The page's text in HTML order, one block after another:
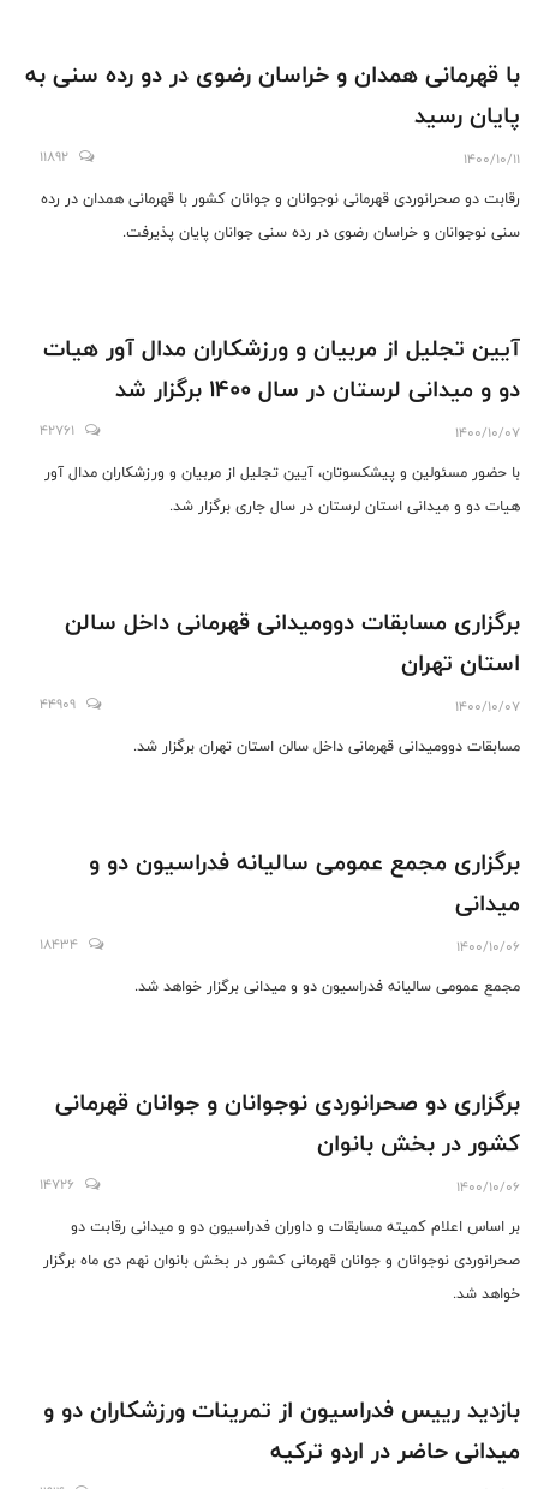
با قهرمانی همدان و خراسان رضوی در دو رده سنی به
پایان رسید
1400/10/11
11892
رقابت دو صحرانوردی قهرمانی نوجوانان و جوانان کشور با قهرمانی همدان در رده
سنی نوجوانان و خراسان رضوی در رده سنی جوانان پایان پذیرفت.
آیین تجلیل از مربیان و ورزشکاران مدال آور هیات
دو و میدانی لرستان در سال ۱۴۰۰ برگزار شد
1400/10/07
42761
با حضور مسئولین و پیشکسوتان، آیین تجلیل از مربیان و ورزشکاران مدال آور
هیات دو و میدانی استان لرستان در سال جاری برگزار شد.
برگزاری مسابقات دوومیدانی قهرمانی داخل سالن
استان تهران
1400/10/07
44909
مسابقات دوومیدانی قهرمانی داخل سالن استان تهران برگزار شد.
برگزاری مجمع عمومی سالیانه فدراسیون دو و
میدانی
1400/10/06
18434
مجمع عمومی سالیانه فدراسیون دو و میدانی برگزار خواهد شد.
برگزاری دو صحرانوردی نوجوانان و جوانان قهرمانی
کشور در بخش بانوان
1400/10/06
14726
بر اساس اعلام کمیته مسابقات و داوران فدراسیون دو و میدانی رقابت دو
صحرانوردی نوجوانان و جوانان قهرمانی کشور در بخش بانوان نهم دی ماه برگزار
خواهد شد.
بازدید رییس فدراسیون از تمرینات ورزشکاران دو و
میدانی حاضر در اردو ترکیه